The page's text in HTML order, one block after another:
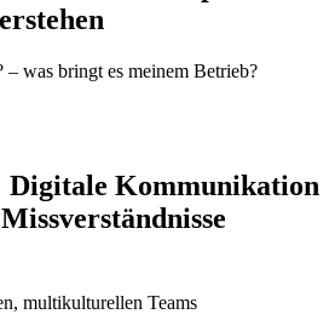
– was bringt es meinem Betrieb?
Digitale Kommunikation
multikulturellen Teams